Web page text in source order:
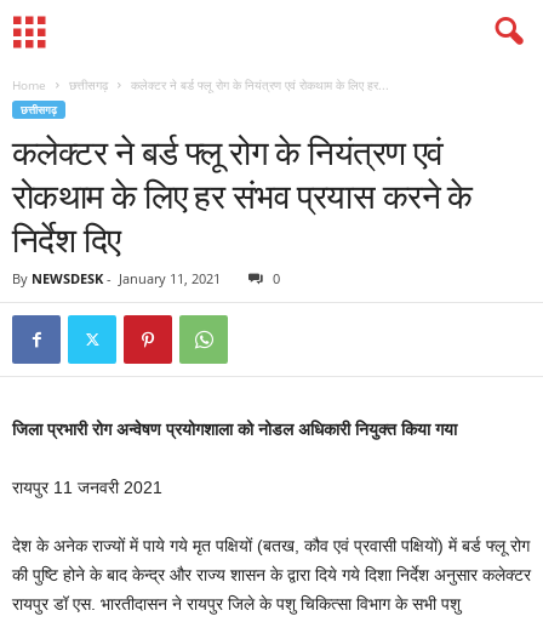
Home छत्तीसगढ़ कलेक्टर ने बर्ड फ्लू रोग के नियंत्रण एवं रोकथाम के लिए हर...
छत्तीसगढ़
कलेक्टर ने बर्ड फ्लू रोग के नियंत्रण एवं
रोकथाम के लिए हर संभव प्रयास करने के
निर्देश दिए
By NEWSDESK - January 11, 2021 0
जिला प्रभारी रोग अन्वेषण प्रयोगशाला को नोडल अधिकारी नियुक्त किया गया
रायपुर 11 जनवरी 2021
देश के अनेक राज्यों में पाये गये मृत पक्षियों (बतख, कौव एवं प्रवासी पक्षियों) में बर्ड फ्लू रोग
की पुष्टि होने के बाद केन्द्र और राज्य शासन के द्वारा दिये गये दिशा निर्देश अनुसार कलेक्टर
रायपुर डॉ एस. भारतीदासन ने रायपुर जिले के पशु चिकित्सा विभाग के सभी पशु